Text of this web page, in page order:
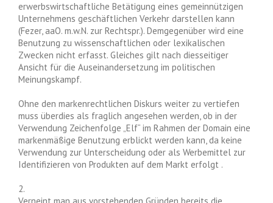
erwerbswirtschaftliche Betätigung eines gemeinnützigen
Unternehmens geschäftlichen Verkehr darstellen kann
(Fezer, aaO. m.w.N. zur Rechtspr.). Demgegenüber wird eine
Benutzung zu wissenschaftlichen oder lexikalischen
Zwecken nicht erfasst. Gleiches gilt nach diesseitiger
Ansicht für die Auseinandersetzung im politischen
Meinungskampf.
Ohne den markenrechtlichen Diskurs weiter zu vertiefen
muss überdies als fraglich angesehen werden, ob in der
Verwendung Zeichenfolge „Elf“ im Rahmen der Domain eine
markenmäßige Benutzung erblickt werden kann, da keine
Verwendung zur Unterscheidung oder als Werbemittel zur
Identifizieren von Produkten auf dem Markt erfolgt .
2.